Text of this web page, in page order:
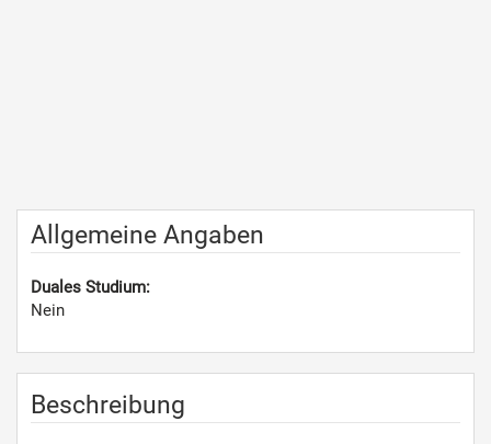
Allgemeine Angaben
Duales Studium:
Nein
Beschreibung